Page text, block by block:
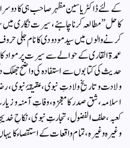
کے لئے ڈاکٹر یاسین مظہر صاحب ہی کا
کا حل” مطالعہ کرنا چاہئے، سیرت نگاری
کرنے والوں میں سید مودودی کا نام جلی
عمدۃ القاری کے حوالے سے سیرت پر مواد
حدیث کی کتابوں سے استفادہ کی واضح جھلک
ولادت و تاریخِ ولادتِ نبوی، عقیقۂ نبوی،
اسلامہ، شق صدر کا معجزہ، وفاتِ آمنہ و
کعبہ، حلف الفضول، تجارتِ نبوی، نکاحِ
وغیرہ وغیرہ، تمام واقعات کے استقصاء کا